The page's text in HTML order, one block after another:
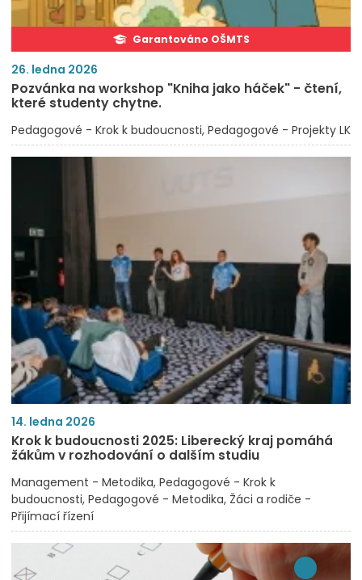
Garantováno OŠMTS
26. ledna 2026
Pozvánka na workshop "Kniha jako háček" - čtení,
které studenty chytne.
Pedagogové - Krok k budoucnosti Pedagogové - Projekty LK
14. ledna 2026
Krok k budoucnosti 2025: Liberecký kraj pomáhá
žákům v rozhodování o dalším studiu
Management - Metodika Pedagogové - Krok k
budoucnosti Pedagogové - Metodika Žáci a rodiče -
Přijímací řízení